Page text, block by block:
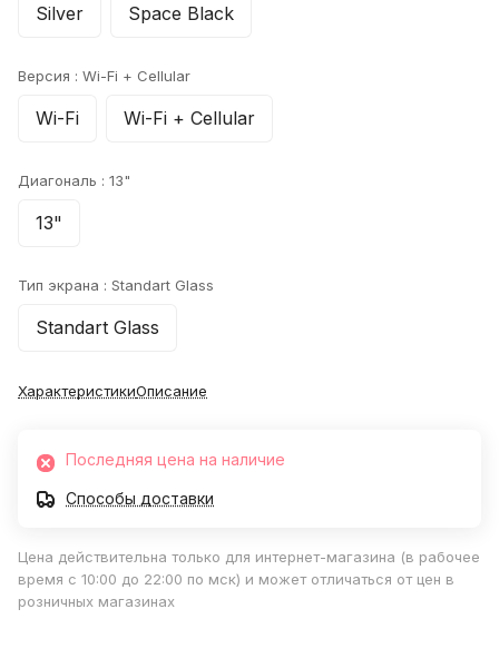
Silver Space Black
Версия : Wi-Fi + Cellular
Wi-Fi Wi-Fi + Cellular
Диагональ : 13"
13"
Тип экрана : Standart Glass
Standart Glass
ХарактеристикиОписание
Последняя цена на наличие
Способы доставки
Цена действительна только для интернет-магазина (в рабочее
время с 10:00 до 22:00 по мск) и может отличаться от цен в
розничных магазинах